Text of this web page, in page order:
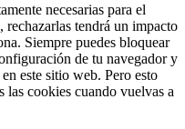
necesarias para el
tendrá un impacto
Siempre puedes bloquear
de tu navegador y
este sitio web. Pero esto
las cookies cuando vuelvas a